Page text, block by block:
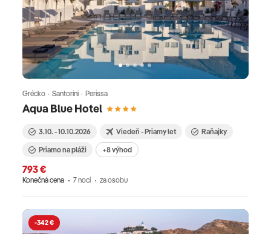
Aqua Blue Hotel
Grécko · Santorini · Perissa
3.10. - 10.10.2026 Viedeň - Priamy let
Raňajky
Priamo na pláži
+8 výhod
793 €
Konečná cena 7 nocí za osobu
-342 €